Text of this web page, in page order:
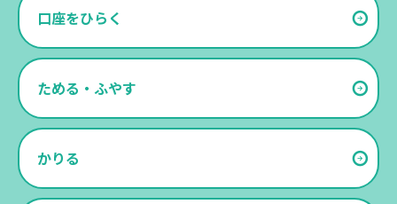
口座をひらく
ためる・ふやす
かりる